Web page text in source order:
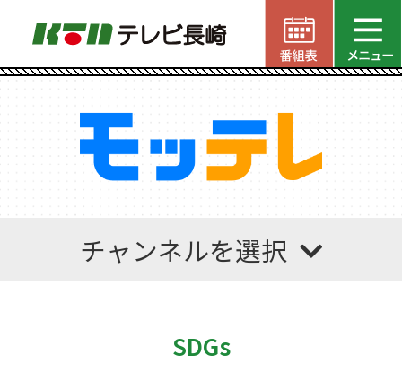
チャンネルを選択
SDGs